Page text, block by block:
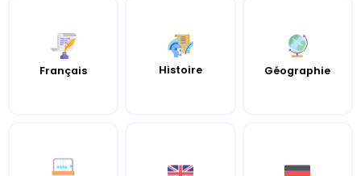
Français Histoire Géographie